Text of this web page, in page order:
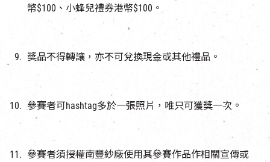
幣$100、小蜂兒禮券港幣$100。
獎品不得轉讓，亦不可兌換現金或其他禮品。
參賽者可hashtag多於一張照片，唯只可獲獎一次。
參賽者須授權南豐紗廠使用其參賽作品作相關宣傳或